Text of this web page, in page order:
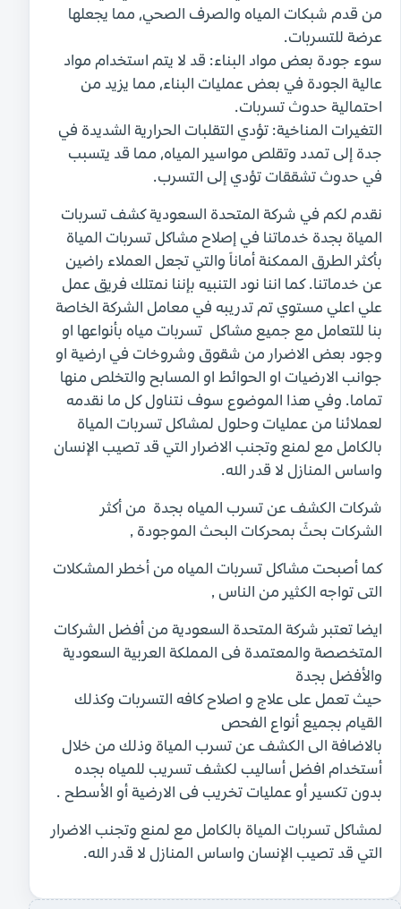
من قدم شبكات المياه والصرف الصحي، مما يجعلها
عرضة للتسربات.
سوء جودة بعض مواد البناء: قد لا يتم استخدام مواد
عالية الجودة في بعض عمليات البناء، مما يزيد من
احتمالية حدوث تسربات.
التغيرات المناخية: تؤدي التقلبات الحرارية الشديدة في
جدة إلى تمدد وتقلص مواسير المياه، مما قد يتسبب
في حدوث تشققات تؤدي إلى التسرب.
نقدم لكم في شركة المتحدة السعودية كشف تسربات
المياة بجدة خدماتنا في إصلاح مشاكل تسربات المياة
بأكثر الطرق الممكنة أماناً والتي تجعل العملاء راضين
عن خدماتنا. كما اننا نود التنبيه بإننا نمتلك فريق عمل
علي اعلي مستوي تم تدريبه في معامل الشركة الخاصة
بنا للتعامل مع جميع مشاكل تسربات مياه بأنواعها او
وجود بعض الاضرار من شقوق وشروخات في ارضية او
جوانب الارضيات او الحوائط او المسابح والتخلص منها
تماما. وفي هذا الموضوع سوف نتناول كل ما نقدمه
لعملائنا من عمليات وحلول لمشاكل تسربات المياة
بالكامل مع لمنع وتجنب الاضرار التي قد تصيب الإنسان
واساس المنازل لا قدر الله.
شركات الكشف عن تسرب المياه بجدة من أكثر
الشركات بحثً بمحركات البحث الموجودة ,
كما أصبحت مشاكل تسربات المياه من أخطر المشكلات
التى تواجه الكثير من الناس ,
ايضا تعتبر شركة المتحدة السعودية من أفضل الشركات
المتخصصة والمعتمدة فى المملكة العربية السعودية
والأفضل بجدة
حيث تعمل على علاج و اصلاح كافه التسربات وكذلك
القيام بجميع أنواع الفحص
بالاضافة الى الكشف عن تسرب المياة وذلك من خلال
أستخدام افضل أساليب لكشف تسريب للمياه بجده
بدون تكسير أو عمليات تخريب فى الارضية أو الأسطح .
لمشاكل تسربات المياة بالكامل مع لمنع وتجنب الاضرار
التي قد تصيب الإنسان واساس المنازل لا قدر الله.